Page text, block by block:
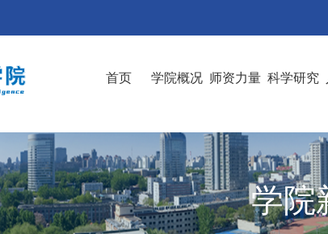
首页 学院概况 师资力量 科学研究
学院